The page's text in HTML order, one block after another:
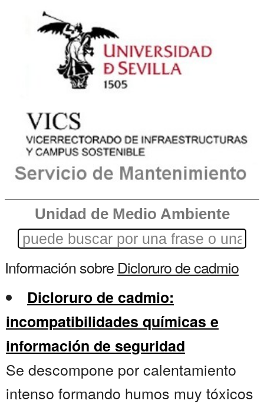
Unidad de Medio Ambiente
Información sobre Dicloruro de cadmio
Dicloruro de cadmio:
incompatibilidades químicas e
información de seguridad
Se descompone por calentamiento
intenso formando humos muy tóxicos